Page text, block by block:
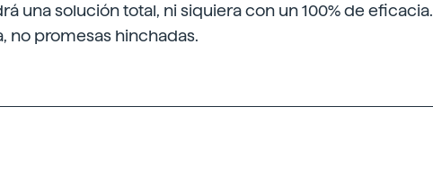
una solución total, ni siquiera con un 100% de eficacia.
no promesas hinchadas.